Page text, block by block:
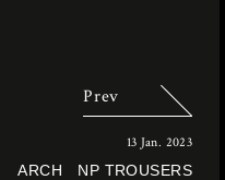
Prev
13 Jan. 2023
ARCH NP TROUSERS